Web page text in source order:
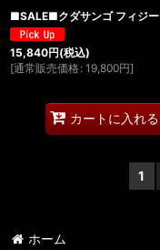
■SALE■クダサンゴ フィジー
15,840円(税込)
[通常販売価格 : 19,800円]
カートに入れる
1
ホーム